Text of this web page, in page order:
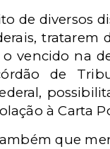
de diversos
vencido na
de
à Carta
que